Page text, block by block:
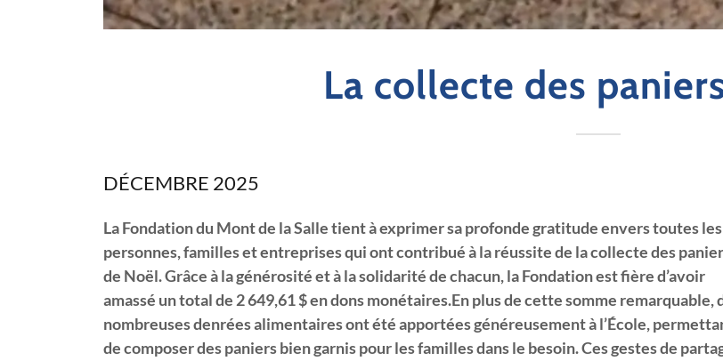
La collecte des
DÉCEMBRE 2025
La Fondation du Mont de la Salle tient à exprimer sa profonde gratitude envers toutes les
personnes, familles et entreprises qui ont contribué à la réussite de la collecte des
de Noël. Grâce à la générosité et à la solidarité de chacun, la Fondation est fière d’avoir
amassé un total de 2 649,61 $ en dons monétaires.En plus de cette somme remarquable,
nombreuses denrées alimentaires ont été apportées généreusement à l’École,
de composer des paniers bien garnis pour les familles dans le besoin. Ces gestes de